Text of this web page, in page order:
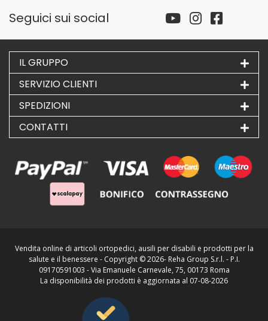
Seguici sui social
IL GRUPPO
SERVIZIO CLIENTI
SPEDIZIONI
CONTATTI
Vendita online di articoli ortopedici, ausili per disabili e prodotti per la
salute e il benessere - Copyright ©2026- Reha Group S.r.l. - P.I.
09170591003 - Via Emanuele Carnevale, 75, 00173 Roma
La disponibilità dei prodotti è aggiornata al 07-08-2026